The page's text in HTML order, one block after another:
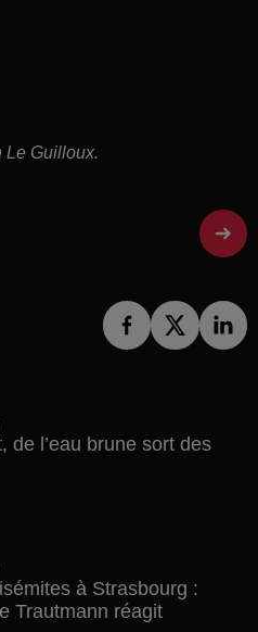
Le Guilloux.
de l’eau brune sort des
à Strasbourg :
Trautmann réagit